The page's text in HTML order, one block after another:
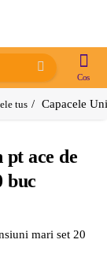
pt ace de
buc
tus Capacele